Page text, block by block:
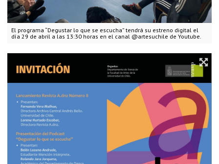
El programa “Degustar lo que se escucha” tendrá su estreno digital el
día 29 de abril a las 13:30 horas en el canal @artesuchile de Youtube.